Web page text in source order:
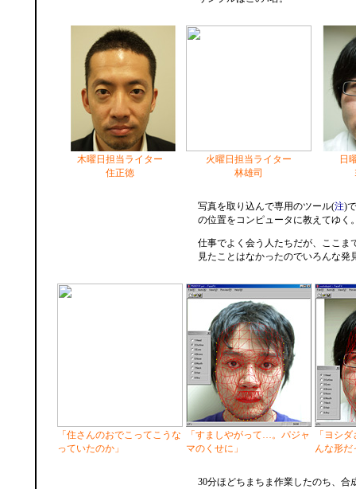
木曜日担当ライター
住正徳
火曜日担当ライター
林雄司
日
写真を取り込んで専用のツール(注)
の位置をコンピュータに教えてゆく
仕事でよく会う人たちだが、ここま
見たことはなかったのでいろんな発
「住さんのおでこってこうな
っていたのか」
「すましやがって…。パジャ
マのくせに」
「ヨシ
んな形だ
30分ほどちまちま作業したのち、合